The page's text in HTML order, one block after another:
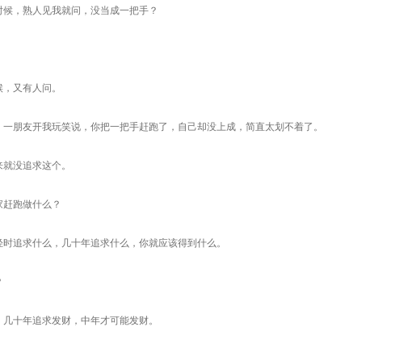
熟人见我就问，没当成一把手？
又有人问。
友开我玩笑说，你把一把手赶跑了，自己却没上成，简直太划不着了。
没追求这个。
跑做什么？
求什么，几十年追求什么，你就应该得到什么。
年追求发财，中年才可能发财。